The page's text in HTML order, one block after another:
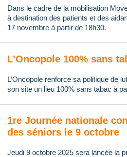
Dans le cadre de la mobilisation
à destination des patients et des
17 novembre à partir de 18h30.
L’Oncopole 100% sans
L’Oncopole renforce sa politique de
son site un lieu 100% sans tabac à
1re Journée nationale
des séniors le 9 octobre
Jeudi 9 octobre 2025 sera lancée la